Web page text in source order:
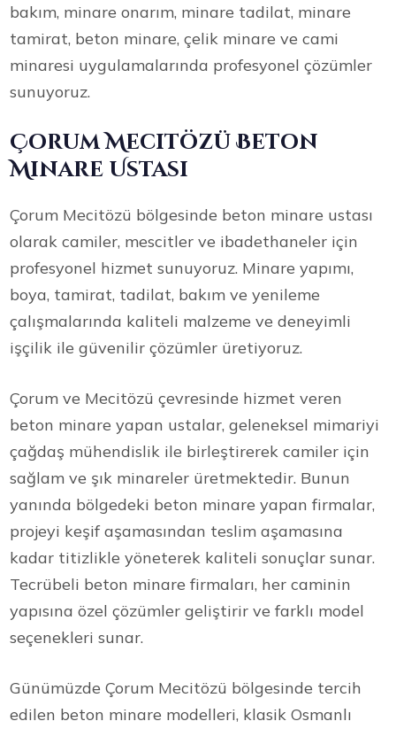
bakım, minare onarım, minare tadilat, minare
tamirat, beton minare, çelik minare ve cami
minaresi uygulamalarında profesyonel çözümler
sunuyoruz.
Çorum Mecitözü Beton
Minare Ustası
Çorum Mecitözü bölgesinde beton minare ustası
olarak camiler, mescitler ve ibadethaneler için
profesyonel hizmet sunuyoruz. Minare yapımı,
boya, tamirat, tadilat, bakım ve yenileme
çalışmalarında kaliteli malzeme ve deneyimli
işçilik ile güvenilir çözümler üretiyoruz.
Çorum ve Mecitözü çevresinde hizmet veren
beton minare yapan ustalar, geleneksel mimariyi
çağdaş mühendislik ile birleştirerek camiler için
sağlam ve şık minareler üretmektedir. Bunun
yanında bölgedeki beton minare yapan firmalar,
projeyi keşif aşamasından teslim aşamasına
kadar titizlikle yöneterek kaliteli sonuçlar sunar.
Tecrübeli beton minare firmaları, her caminin
yapısına özel çözümler geliştirir ve farklı model
seçenekleri sunar.
Günümüzde Çorum Mecitözü bölgesinde tercih
edilen beton minare modelleri, klasik Osmanlı